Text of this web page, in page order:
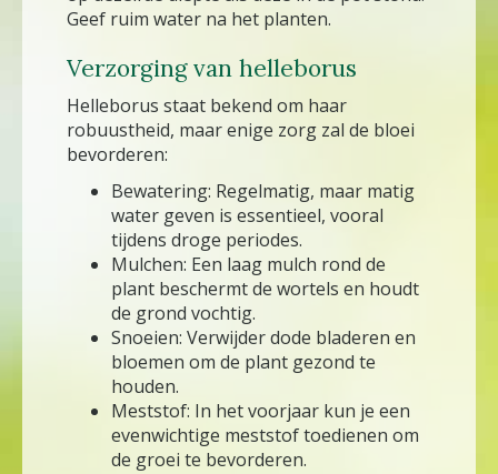
Geef ruim water na het planten.
Verzorging van helleborus
Helleborus staat bekend om haar
robuustheid, maar enige zorg zal de bloei
bevorderen:
Bewatering: Regelmatig, maar matig
water geven is essentieel, vooral
tijdens droge periodes.
Mulchen: Een laag mulch rond de
plant beschermt de wortels en houdt
de grond vochtig.
Snoeien: Verwijder dode bladeren en
bloemen om de plant gezond te
houden.
Meststof: In het voorjaar kun je een
evenwichtige meststof toedienen om
de groei te bevorderen.